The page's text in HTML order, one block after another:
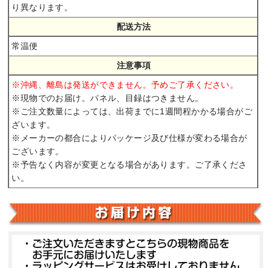
り異なります。
配送方法
常温便
注意事項
※沖縄、離島は発送ができません。予めご了承ください。
※現物でのお届け。パネル、目録はつきません。
※ご注文数量によっては、出荷までに1週間程かかる場合がご
ざいます。
※メーカーの都合によりパッケージ及び仕様が変わる場合が
ございます。
※予告なく内容が変更となる場合があります。ご了承くださ
い。